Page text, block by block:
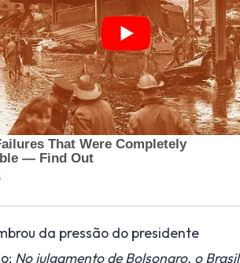
da pressão do presidente
No julgamento de Bolsonaro, o Brasil